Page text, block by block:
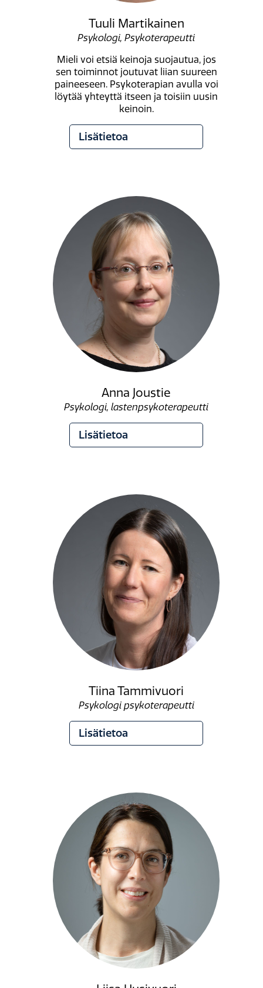
Tuuli Martikainen
Psykologi, Psykoterapeutti
Mieli voi etsiä keinoja suojautua, jos
sen toiminnot joutuvat liian suureen
paineeseen. Psykoterapian avulla voi
löytää yhteyttä itseen ja toisiin uusin
keinoin.
Lisätietoa
Anna Joustie
Psykologi, lastenpsykoterapeutti
Lisätietoa
Tiina Tammivuori
Psykologi psykoterapeutti
Lisätietoa